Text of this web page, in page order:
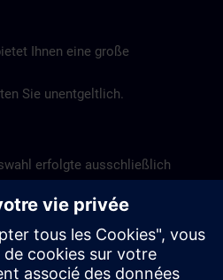
Ihnen eine große
Sie unentgeltlich.
erfolgte ausschließlich
zum
um Siemens-
wir für die Qualität der